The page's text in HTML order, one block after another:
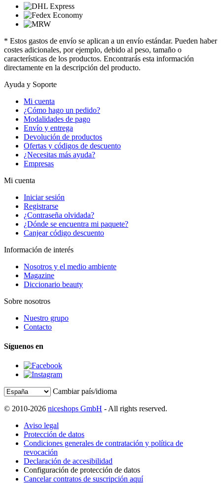
* Estos gastos de envío se aplican a un envío estándar. Pueden haber
costes adicionales, por ejemplo, debido al peso, tamaño o
características de los productos. Encontrarás esta información
directamente en la descripción del producto.
Ayuda y Soporte
Mi cuenta
¿Cómo hago un pedido?
Modalidades de pago
Envío y entrega
Devolución de productos
Ofertas y códigos de descuento
¿Necesitas más ayuda?
Empresas
Mi cuenta
Iniciar sesión
Registrarse
¿Contraseña olvidada?
¿Dónde se encuentra mi paquete?
Canjear código descuento
Información de interés
Nosotros y el medio ambiente
Magazine
Diccionario beauty
Sobre nosotros
Nuestro grupo
Contacto
Síguenos en
Cambiar país/idioma
© 2010-2026 niceshops GmbH - All rights reserved.
Aviso legal
Protección de datos
Condiciones generales de contratación y política de
revocación
Declaración de accesibilidad
Configuración de protección de datos
Cancelar contratos de suscripción aquí